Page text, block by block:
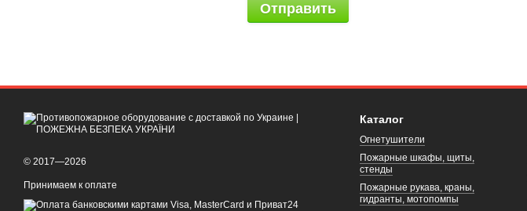
Отправить
© 2017—2026
Принимаем к оплате
Каталог
Огнетушители
Пожарные шкафы, щиты,
стенды
Пожарные рукава, краны,
гидранты, мотопомпы